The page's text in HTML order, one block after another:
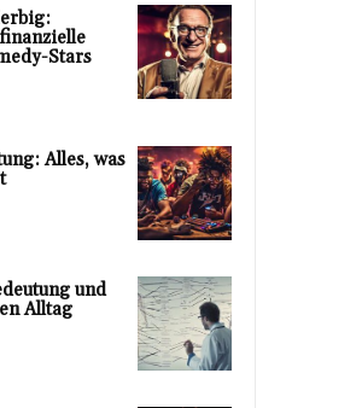
Stars
Alles, was
und
Alltag